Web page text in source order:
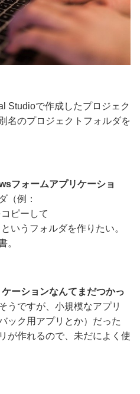
Studioで作成したプロジェク
名のプロジェクトフォルダを
フォームアプリケーショ
（例：
ピーして
というフォルダを作りたい。
。
ーションなんてまだつかっ
うですが、小規模なアプリ
ック用アプリとか）だった
が作れるので、未だによく使